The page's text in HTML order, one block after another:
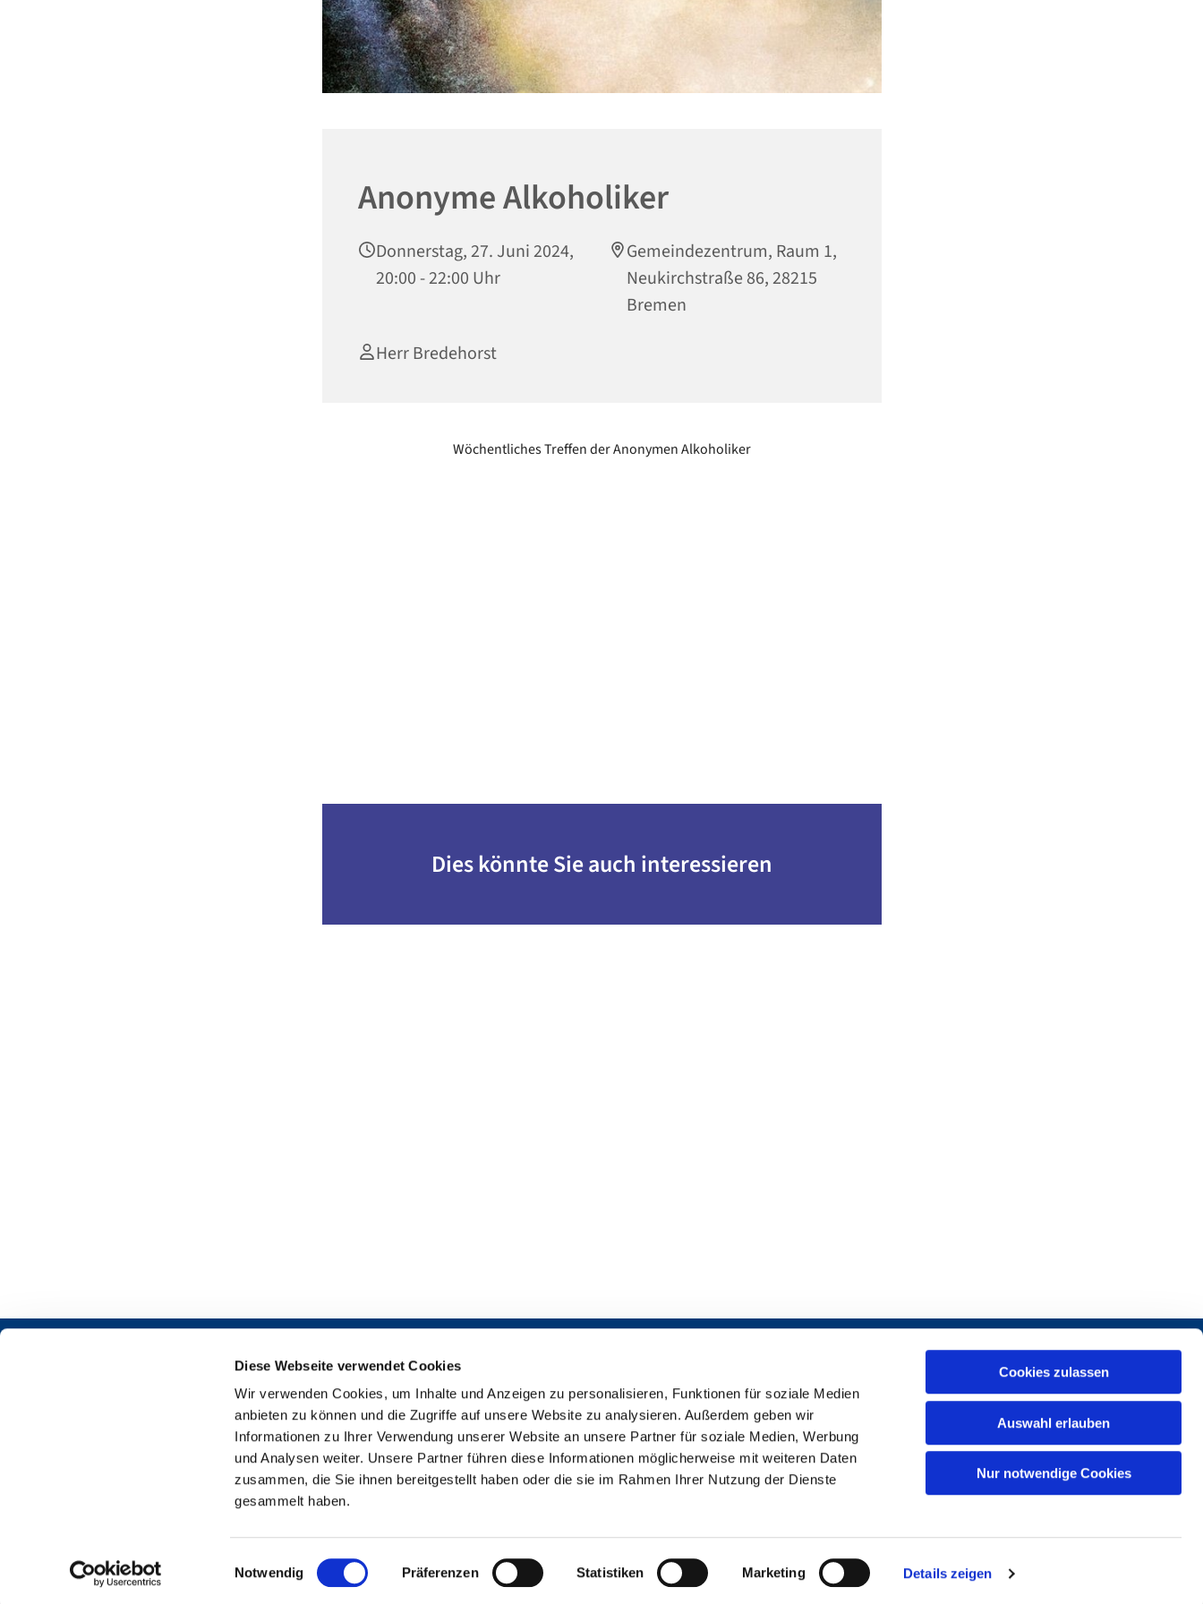
Diese Webseite verwendet Cookies
Wir verwenden Cookies, um Inhalte und Anzeigen zu personalisieren, Funktionen für soziale Medien
anbieten zu können und die Zugriffe auf unsere Website zu analysieren. Außerdem geben wir
Informationen zu Ihrer Verwendung unserer Website an unsere Partner für soziale Medien, Werbung
und Analysen weiter. Unsere Partner führen diese Informationen möglicherweise mit weiteren Daten
zusammen, die Sie ihnen bereitgestellt haben oder die sie im Rahmen Ihrer Nutzung der Dienste
gesammelt haben.
i
Notwendig Präferenzen Statistiken Marketing Details zeigen
Cookies zulassen
Auswahl erlauben
Nur notwendige Cookies
Anonyme Alkoholiker
Donnerstag, 27. Juni 2024,
20:00 - 22:00 Uhr
Gemeindezentrum, Raum 1,
Neukirchstraße 86, 28215
Bremen
Herr Bredehorst
Wöchentliches Treffen der Anonymen Alkoholiker
Dies könnte Sie auch interessieren
 Impressum
Datenschutzerklärung
Erklärung zur Barrierefreiheit
Martin-Luther-Gemeinde Bremen-Findorff - Neukirchstr. 86 - 28215 Bremen  0421 37969-0